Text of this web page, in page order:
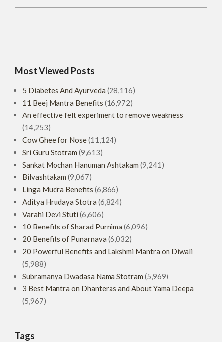
Most Viewed Posts
5 Diabetes And Ayurveda (28,116)
11 Beej Mantra Benefits (16,972)
An effective felt experiment to remove weakness
(14,253)
Cow Ghee for Nose(11,124)
Sri Guru Stotram (9,613)
Sankat Mochan Hanuman Ashtakam (9,241)
Bilvashtakam (9,067)
Linga Mudra Benefits (6,866)
Aditya Hrudaya Stotra (6,824)
Varahi Devi Stuti (6,606)
10 Benefits of Sharad Purnima (6,096)
20 Benefits of Punarnava (6,032)
20 Powerful Benefits and Lakshmi Mantra on Diwali
(5,988)
Subramanya Dwadasa Nama Stotram (5,969)
3 Best Mantra on Dhanteras and About Yama Deepa
(5,967)
Tags